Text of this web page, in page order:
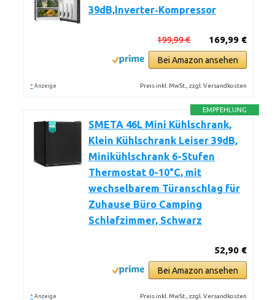
39dB,Inverter‑Kompressor
169,99 €
199,99 €
Bei Amazon ansehen
* Anzeige Preis inkl. MwSt., zzgl. Versandkosten
EMPFEHLUNG
SMETA 46L Mini Kühlschrank,
Klein Kühlschrank Leiser 39dB,
Minikühlschrank 6-Stufen
Thermostat 0-10°C, mit
wechselbarem Türanschlag für
Zuhause Büro Camping
Schlafzimmer, Schwarz
52,90 €
Bei Amazon ansehen
* Anzeige Preis inkl. MwSt., zzgl. Versandkosten